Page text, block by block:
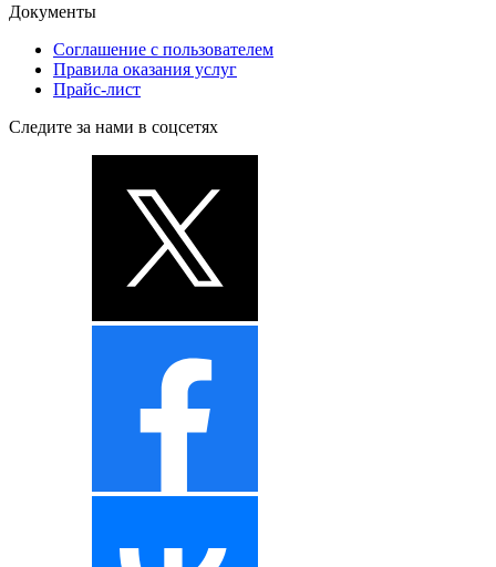
Документы
Соглашение с пользователем
Правила оказания услуг
Прайс-лист
Следите за нами в соцсетях